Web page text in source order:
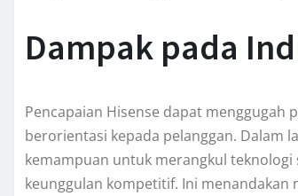
Dampak pada
Pencapaian Hisense dapat menggugah
berorientasi kepada pelanggan. Dalam
kemampuan untuk merangkul
keunggulan kompetitif. Ini